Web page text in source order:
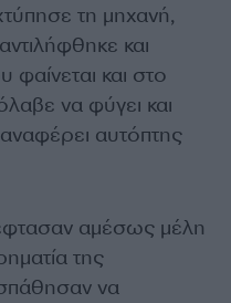
τη μηχανή,
και
φαίνεται και στο
να φύγει και
αυτόπτης
αμέσως μέλη
της
να